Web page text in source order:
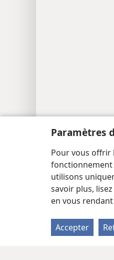
Paramètres
Pour vous offrir
fonctionnement
utilisons
savoir plus, lisez
en vous
Accepter